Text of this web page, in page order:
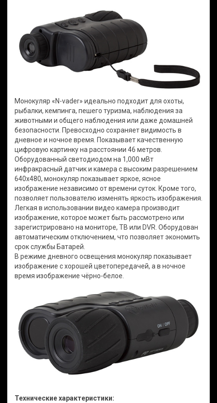
Монокуляр «N-vader» идеально подходит для охоты,
рыбалки, кемпинга, пешего туризма, наблюдения за
животными и общего наблюдения или даже домашней
безопасности. Превосходно сохраняет видимость в
дневное и ночное время. Показывает качественную
цифровую картинку на расстоянии 46 метров.
Оборудованный светодиодом на 1,000 мВт
инфракрасный датчик и камера с высоким разрешением
640x480, монокуляр показывает яркое, ясное
изображение независимо от времени суток. Кроме того,
позволяет пользователю изменять яркость изображения.
Легкая в использовании видео камера производит
изображение, которое может быть рассмотрено или
зарегистрировано на мониторе, ТВ или DVR. Оборудован
автоматическим отключением, что позволяет экономить
срок службы Батарей.
В режиме дневного освещения монокуляр показывает
изображение с хорошей цветопередачей, а в ночное
время изображение чёрно-белое.
Технические характеристики: